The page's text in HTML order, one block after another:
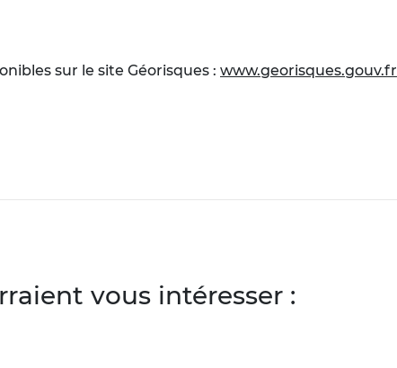
sur le site Géorisques : www.georisques.gouv.fr
vous intéresser :